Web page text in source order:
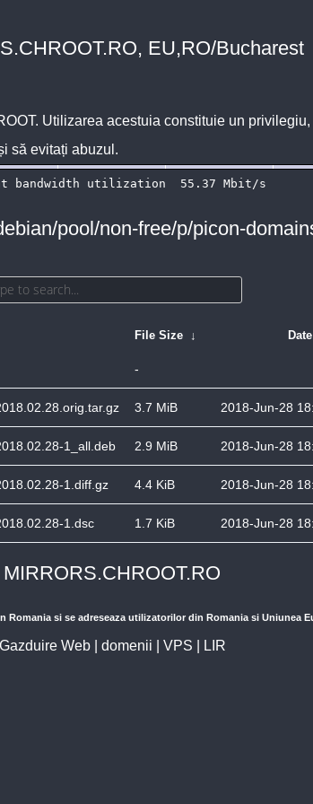
EU,RO/Bucharest
. Utilizarea acestuia constituie un
să evitați abuzul.
pool/non-free/p/picon-
File Size ↓ Date
-
3.7 MiB 2018-Jun-28
1_all.deb 2.9 MiB 2018-Jun-28
1.diff.gz 4.4 KiB 2018-Jun-28
1.dsc 1.7 KiB 2018-Jun-28
MIRRORS.CHROOT.RO
Romania si se adreseaza utilizatorilor din Romania si Uniunea
Gazduire Web| domenii VPS LIR